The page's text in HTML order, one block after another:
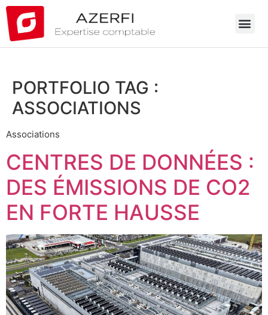
PORTFOLIO TAG :
ASSOCIATIONS
Associations
CENTRES DE DONNÉES :
DES ÉMISSIONS DE CO2
EN FORTE HAUSSE